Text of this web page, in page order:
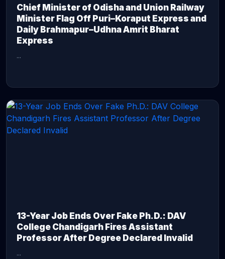
Chief Minister of Odisha and Union Railway
Minister Flag Off Puri–Koraput Express and
Daily Brahmapur–Udhna Amrit Bharat
Express
...
13-Year Job Ends Over Fake Ph.D.: DAV
College Chandigarh Fires Assistant
Professor After Degree Declared Invalid
...